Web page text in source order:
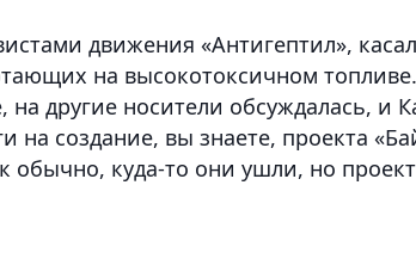
движения «Антигептил»,
на высокотоксичном
другие носители обсуждалась, и
на создание, вы знаете, проекта
обычно, куда-то они ушли, но